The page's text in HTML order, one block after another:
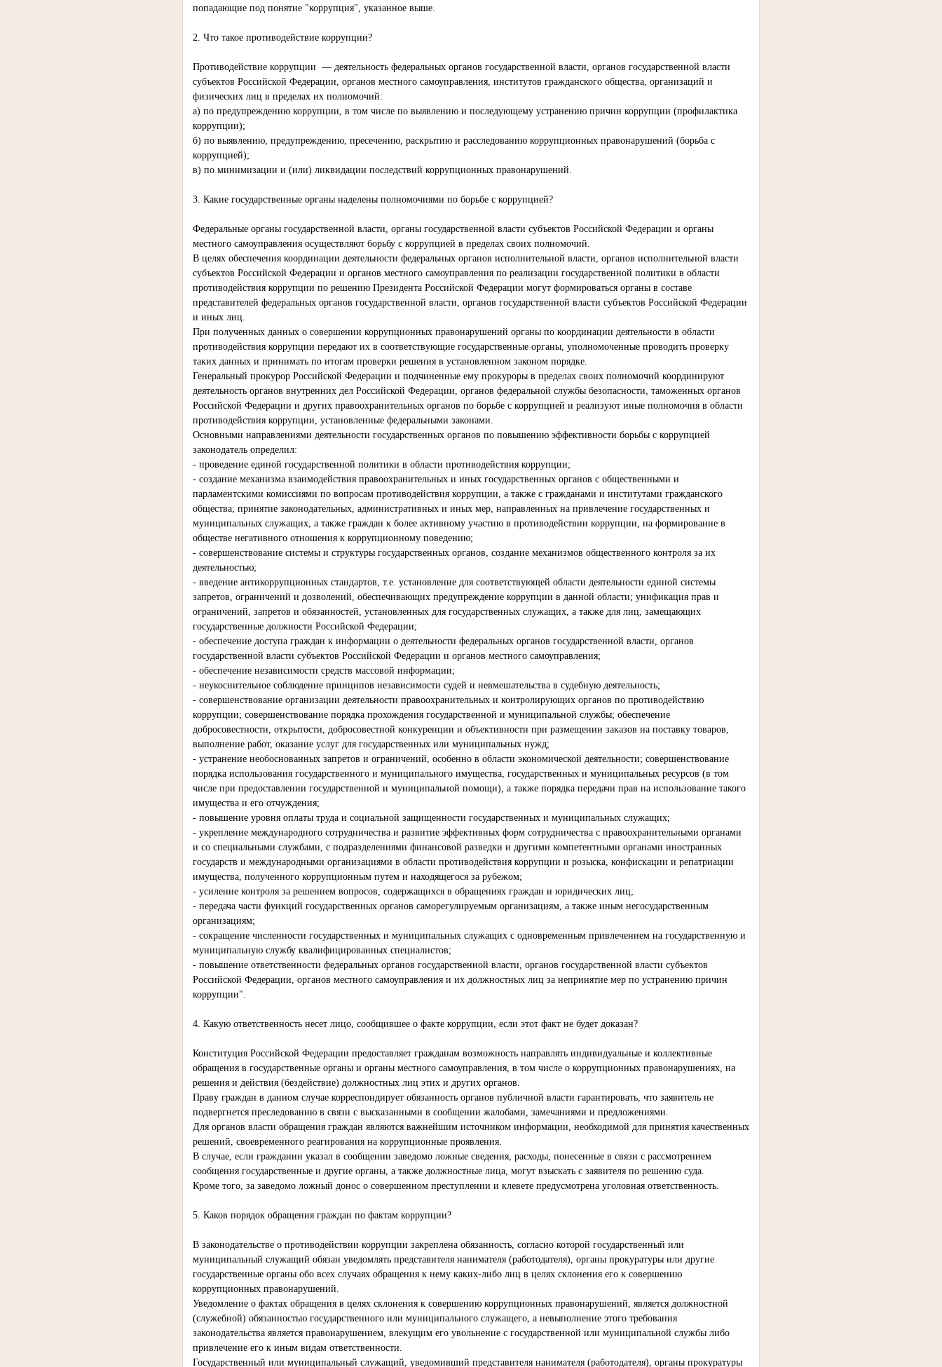
попадающие под понятие "коррупция", указанное выше.
2. Что такое противодействие коррупции?
Противодействие коррупции — деятельность федеральных органов государственной власти, органов государственной власти
субъектов Российской Федерации, органов местного самоуправления, институтов гражданского общества, организаций и
физических лиц в пределах их полномочий:
а) по предупреждению коррупции, в том числе по выявлению и последующему устранению причин коррупции (профилактика
коррупции);
б) по выявлению, предупреждению, пресечению, раскрытию и расследованию коррупционных правонарушений (борьба с
коррупцией);
в) по минимизации и (или) ликвидации последствий коррупционных правонарушений.
3. Какие государственные органы наделены полномочиями по борьбе с коррупцией?
Федеральные органы государственной власти, органы государственной власти субъектов Российской Федерации и органы
местного самоуправления осуществляют борьбу с коррупцией в пределах своих полномочий.
В целях обеспечения координации деятельности федеральных органов исполнительной власти, органов исполнительной власти
субъектов Российской Федерации и органов местного самоуправления по реализации государственной политики в области
противодействия коррупции по решению Президента Российской Федерации могут формироваться органы в составе
представителей федеральных органов государственной власти, органов государственной власти субъектов Российской Федерации
и иных лиц.
При полученных данных о совершении коррупционных правонарушений органы по координации деятельности в области
противодействия коррупции передают их в соответствующие государственные органы, уполномоченные проводить проверку
таких данных и принимать по итогам проверки решения в установленном законом порядке.
Генеральный прокурор Российской Федерации и подчиненные ему прокуроры в пределах своих полномочий координируют
деятельность органов внутренних дел Российской Федерации, органов федеральной службы безопасности, таможенных органов
Российской Федерации и других правоохранительных органов по борьбе с коррупцией и реализуют иные полномочия в области
противодействия коррупции, установленные федеральными законами.
Основными направлениями деятельности государственных органов по повышению эффективности борьбы с коррупцией
законодатель определил:
- проведение единой государственной политики в области противодействия коррупции;
- создание механизма взаимодействия правоохранительных и иных государственных органов с общественными и
парламентскими комиссиями по вопросам противодействия коррупции, а также с гражданами и институтами гражданского
общества; принятие законодательных, административных и иных мер, направленных на привлечение государственных и
муниципальных служащих, а также граждан к более активному участию в противодействии коррупции, на формирование в
обществе негативного отношения к коррупционному поведению;
- совершенствование системы и структуры государственных органов, создание механизмов общественного контроля за их
деятельностью;
- введение антикоррупционных стандартов, т.е. установление для соответствующей области деятельности единой системы
запретов, ограничений и дозволений, обеспечивающих предупреждение коррупции в данной области; унификация прав и
ограничений, запретов и обязанностей, установленных для государственных служащих, а также для лиц, замещающих
государственные должности Российской Федерации;
- обеспечение доступа граждан к информации о деятельности федеральных органов государственной власти, органов
государственной власти субъектов Российской Федерации и органов местного самоуправления;
- обеспечение независимости средств массовой информации;
- неукоснительное соблюдение принципов независимости судей и невмешательства в судебную деятельность;
- совершенствование организации деятельности правоохранительных и контролирующих органов по противодействию
коррупции; совершенствование порядка прохождения государственной и муниципальной службы; обеспечение
добросовестности, открытости, добросовестной конкуренции и объективности при размещении заказов на поставку товаров,
выполнение работ, оказание услуг для государственных или муниципальных нужд;
- устранение необоснованных запретов и ограничений, особенно в области экономической деятельности; совершенствование
порядка использования государственного и муниципального имущества, государственных и муниципальных ресурсов (в том
числе при предоставлении государственной и муниципальной помощи), а также порядка передачи прав на использование такого
имущества и его отчуждения;
- повышение уровня оплаты труда и социальной защищенности государственных и муниципальных служащих;
- укрепление международного сотрудничества и развитие эффективных форм сотрудничества с правоохранительными органами
и со специальными службами, с подразделениями финансовой разведки и другими компетентными органами иностранных
государств и международными организациями в области противодействия коррупции и розыска, конфискации и репатриации
имущества, полученного коррупционным путем и находящегося за рубежом;
- усиление контроля за решением вопросов, содержащихся в обращениях граждан и юридических лиц;
- передача части функций государственных органов саморегулируемым организациям, а также иным негосударственным
организациям;
- сокращение численности государственных и муниципальных служащих с одновременным привлечением на государственную и
муниципальную службу квалифицированных специалистов;
- повышение ответственности федеральных органов государственной власти, органов государственной власти субъектов
Российской Федерации, органов местного самоуправления и их должностных лиц за непринятие мер по устранению причин
коррупции".
4. Какую ответственность несет лицо, сообщившее о факте коррупции, если этот факт не будет доказан?
Конституция Российской Федерации предоставляет гражданам возможность направлять индивидуальные и коллективные
обращения в государственные органы и органы местного самоуправления, в том числе о коррупционных правонарушениях, на
решения и действия (бездействие) должностных лиц этих и других органов.
Праву граждан в данном случае корреспондирует обязанность органов публичной власти гарантировать, что заявитель не
подвергнется преследованию в связи с высказанными в сообщении жалобами, замечаниями и предложениями.
Для органов власти обращения граждан являются важнейшим источником информации, необходимой для принятия качественных
решений, своевременного реагирования на коррупционные проявления.
В случае, если гражданин указал в сообщении заведомо ложные сведения, расходы, понесенные в связи с рассмотрением
сообщения государственные и другие органы, а также должностные лица, могут взыскать с заявителя по решению суда.
Кроме того, за заведомо ложный донос о совершенном преступлении и клевете предусмотрена уголовная ответственность.
5. Каков порядок обращения граждан по фактам коррупции?
В законодательстве о противодействии коррупции закреплена обязанность, согласно которой государственный или
муниципальный служащий обязан уведомлять представителя нанимателя (работодателя), органы прокуратуры или другие
государственные органы обо всех случаях обращения к нему каких-либо лиц в целях склонения его к совершению
коррупционных правонарушений.
Уведомление о фактах обращения в целях склонения к совершению коррупционных правонарушений, является должностной
(служебной) обязанностью государственного или муниципального служащего, а невыполнение этого требования
законодательства является правонарушением, влекущим его увольнение с государственной или муниципальной службы либо
привлечение его к иным видам ответственности.
Государственный или муниципальный служащий, уведомивший представителя нанимателя (работодателя), органы прокуратуры